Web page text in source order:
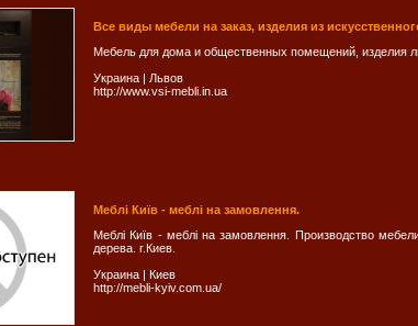
Все виды мебели на заказ, изделия из
Мебель для дома и общественных помещений, изделия
Украина | Львов
http://www.vsi-mebli.in.ua
Меблі Київ - меблі на замовлення.
Меблі Київ - меблі на замовлення. Производство
дерева. г.Киев.
Украина | Киев
http://mebli-kyiv.com.ua/